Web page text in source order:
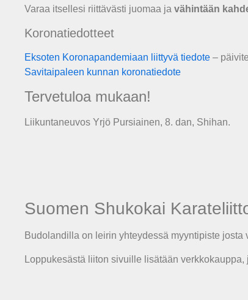
Varaa itsellesi riittävästi juomaa ja vähintään
Koronatiedotteet
Eksoten Koronapandemiaan liittyvä tiedote –
Savitaipaleen kunnan koronatiedote
Tervetuloa mukaan!
Liikuntaneuvos Yrjö Pursiainen, 8. dan, Shihan.
Suomen Shukokai
Budolandilla on leirin yhteydessä myyntipiste
Loppukesästä liiton sivuille lisätään